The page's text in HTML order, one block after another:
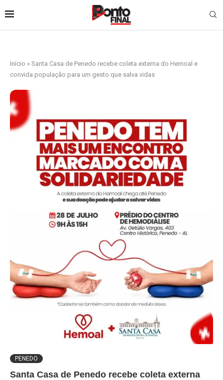
Início » Santa Casa de Penedo recebe coleta externa do Hemoal e
convida população para um gesto que salva vidas
PENEDO
Santa Casa de Penedo recebe coleta externa